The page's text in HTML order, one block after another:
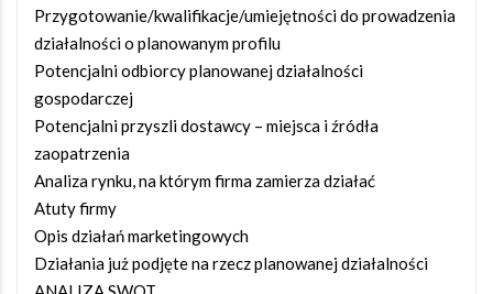
Przygotowanie/kwalifikacje/umiejętności do prowadzenia
działalności o planowanym profilu
Potencjalni odbiorcy planowanej działalności
gospodarczej
Potencjalni przyszli dostawcy – miejsca i źródła
zaopatrzenia
Analiza rynku, na którym firma zamierza działać
Atuty firmy
Opis działań marketingowych
Działania już podjęte na rzecz planowanej działalności